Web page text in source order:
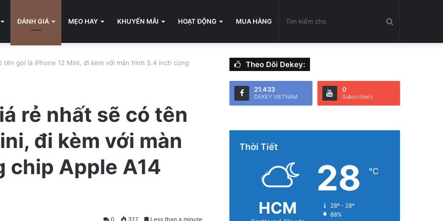
ĐÁNH GIÁ MẸO HAY KHUYẾN MÃI HOẠT ĐỘNG MUA HÀNG
cho
tên gọi là iPhone 12 Mini, đi kèm với màn hình 5.4 inch cùng
rẻ nhất sẽ có tên
đi kèm với màn
chip Apple A14
0 317 Less than a minute
Theo Dõi Dekey:
21.433
DEKEY VIETNAM
0
Subscribers
Thời Tiết
HCM
28 ℃
28º - 28º
88%